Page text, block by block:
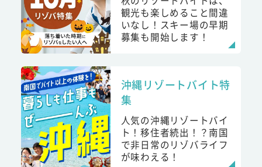
観光も楽しめること間違
いなし！スキー場の早期
募集も開始します！
沖縄リゾートバイト特
集
人気の沖縄リゾートバイ
ト！移住者続出！？南国
で非日常のリゾバライフ
が味わえる！